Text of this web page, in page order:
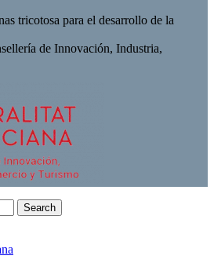
tricotosa para el desarrollo de la
de Innovación, Industria,
Search